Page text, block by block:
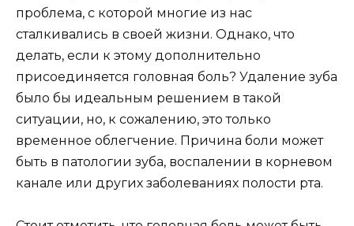
проблема, с которой многие из нас
сталкивались в своей жизни. Однако, что
делать, если к этому дополнительно
присоединяется головная боль? Удаление зуба
было бы идеальным решением в такой
ситуации, но, к сожалению, это только
временное облегчение. Причина боли может
быть в патологии зуба, воспалении в корневом
канале или других заболеваниях полости рта.